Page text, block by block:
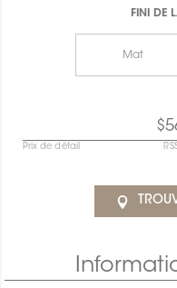
FINI DE
Mat
Prix de détail